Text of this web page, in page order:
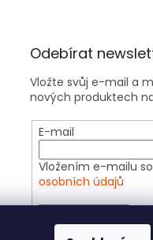
Odebírat
Vložte svůj e-mail a
nových produktech
E-mail
Vložením e-mailu
osobních údajů